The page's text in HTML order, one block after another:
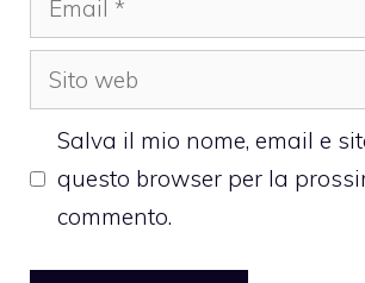
Sito
web
Salva il mio nome, email e
questo browser per la
commento.